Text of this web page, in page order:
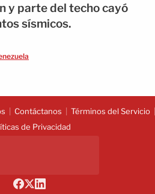
y parte del techo cayó
sísmicos.
Contáctanos
Términos del Servicio
de Privacidad